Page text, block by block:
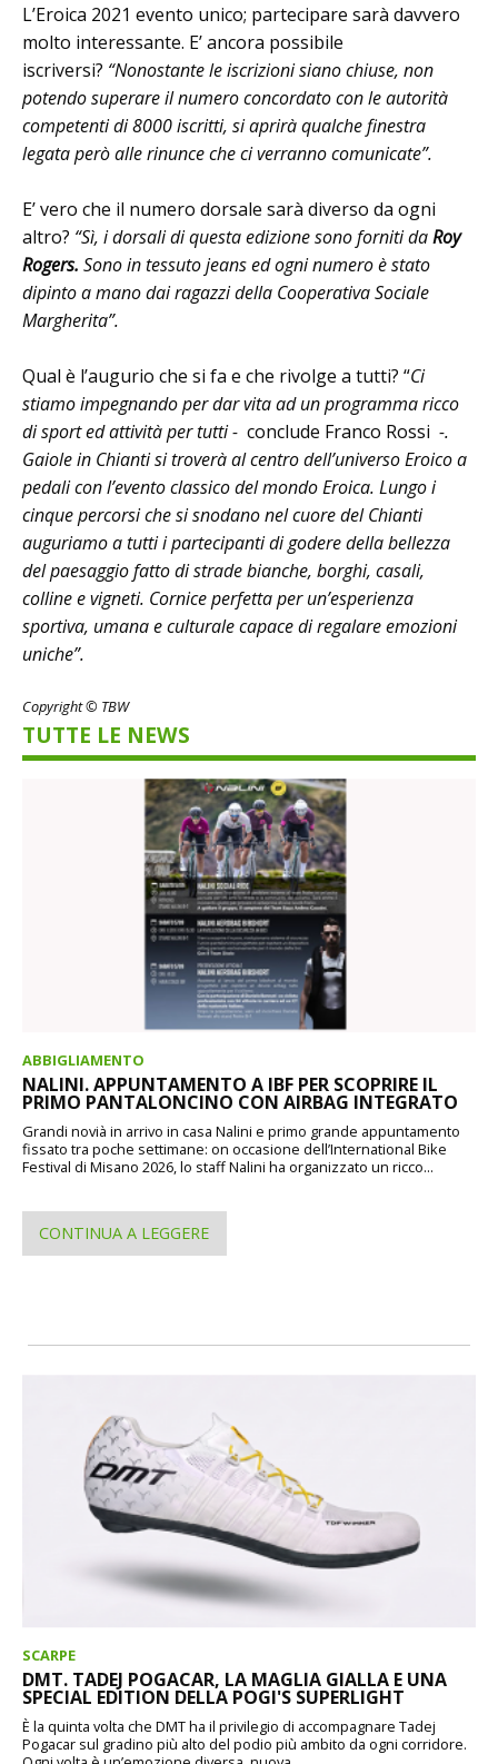
L’Eroica 2021 evento unico; partecipare sarà davvero
molto interessante. E’ ancora possibile
iscriversi? “Nonostante le iscrizioni siano chiuse, non
potendo superare il numero concordato con le autorità
competenti di 8000 iscritti, si aprirà qualche finestra
legata però alle rinunce che ci verranno comunicate”.
E’ vero che il numero dorsale sarà diverso da ogni
altro? “Sì, i dorsali di questa edizione sono forniti daRoy
Rogers. Sono in tessuto jeans ed ogni numero è stato
dipinto a mano dai ragazzi della Cooperativa Sociale
Margherita”.
Qual è l’augurio che si fa e che rivolge a tutti? “Ci
stiamo impegnando per dar vita ad un programma ricco
di sport ed attività per tutti - conclude Franco Rossi -.
Gaiole in Chianti si troverà al centro dell’universo Eroico a
pedali con l’evento classico del mondo Eroica. Lungo i
cinque percorsi che si snodano nel cuore del Chianti
auguriamo a tutti i partecipanti di godere della bellezza
del paesaggio fatto di strade bianche, borghi, casali,
colline e vigneti. Cornice perfetta per un’esperienza
sportiva, umana e culturale capace di regalare emozioni
uniche”.
Copyright © TBW
TUTTE LE NEWS
ABBIGLIAMENTO
NALINI. APPUNTAMENTO A IBF PER SCOPRIRE IL
PRIMO PANTALONCINO CON AIRBAG INTEGRATO
Grandi novià in arrivo in casa Nalini e primo grande appuntamento
fissato tra poche settimane: on occasione dell’International Bike
Festival di Misano 2026, lo staff Nalini ha organizzato un ricco...
CONTINUA A LEGGERE
SCARPE
DMT. TADEJ POGACAR, LA MAGLIA GIALLA E UNA
SPECIAL EDITION DELLA POGI'S SUPERLIGHT
È la quinta volta che DMT ha il privilegio di accompagnare Tadej
Pogacar sul gradino più alto del podio più ambito da ogni corridore.